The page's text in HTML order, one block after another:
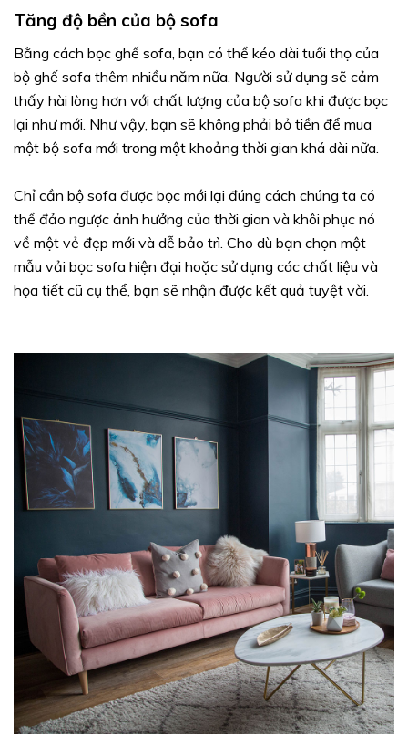
Tăng độ bền của bộ sofa
Bằng cách bọc ghế sofa, bạn có thể kéo dài tuổi thọ của
bộ ghế sofa thêm nhiều năm nữa. Người sử dụng sẽ cảm
thấy hài lòng hơn với chất lượng của bộ sofa khi được bọc
lại như mới. Như vậy, bạn sẽ không phải bỏ tiền để mua
một bộ sofa mới trong một khoảng thời gian khá dài nữa.
Chỉ cần bộ sofa được bọc mới lại đúng cách chúng ta có
thể đảo ngược ảnh hưởng của thời gian và khôi phục nó
về một vẻ đẹp mới và dễ bảo trì. Cho dù bạn chọn một
mẫu vải bọc sofa hiện đại hoặc sử dụng các chất liệu và
họa tiết cũ cụ thể, bạn sẽ nhận được kết quả tuyệt vời.